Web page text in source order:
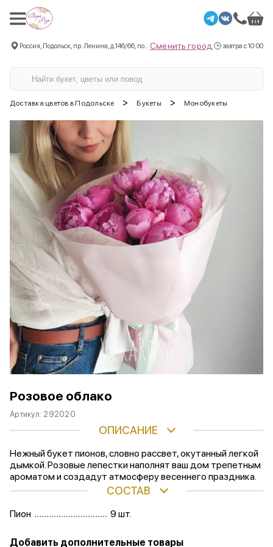
Сменить город завтра с 10:00
Доставка цветов в Подольске > Букеты > Монобукеты
Розовое облако
Артикул: 292020
ОПИСАНИЕ
Нежный букет пионов, словно рассвет, окутанный легкой
дымкой. Розовые лепестки наполнят ваш дом трепетным
ароматом и создадут атмосферу весеннего праздника.
СОСТАВ
Пион 9 шт.
Добавить дополнительные товары